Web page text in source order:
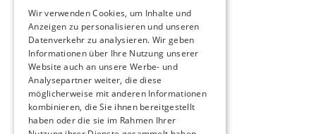
Configurator
Catalogus
Producten
Advies
Blog
Giardino
Team
ENGLISH
GERMAN
Wir verwenden Cookies, um Inhalte und
Anzeigen zu personalisieren und unseren
Datenverkehr zu analysieren. Wir geben
Informationen über Ihre Nutzung unserer
Website auch an unsere Werbe- und
Analysepartner weiter, die diese
möglicherweise mit anderen Informationen
kombinieren, die Sie ihnen bereitgestellt
haben oder die sie im Rahmen Ihrer